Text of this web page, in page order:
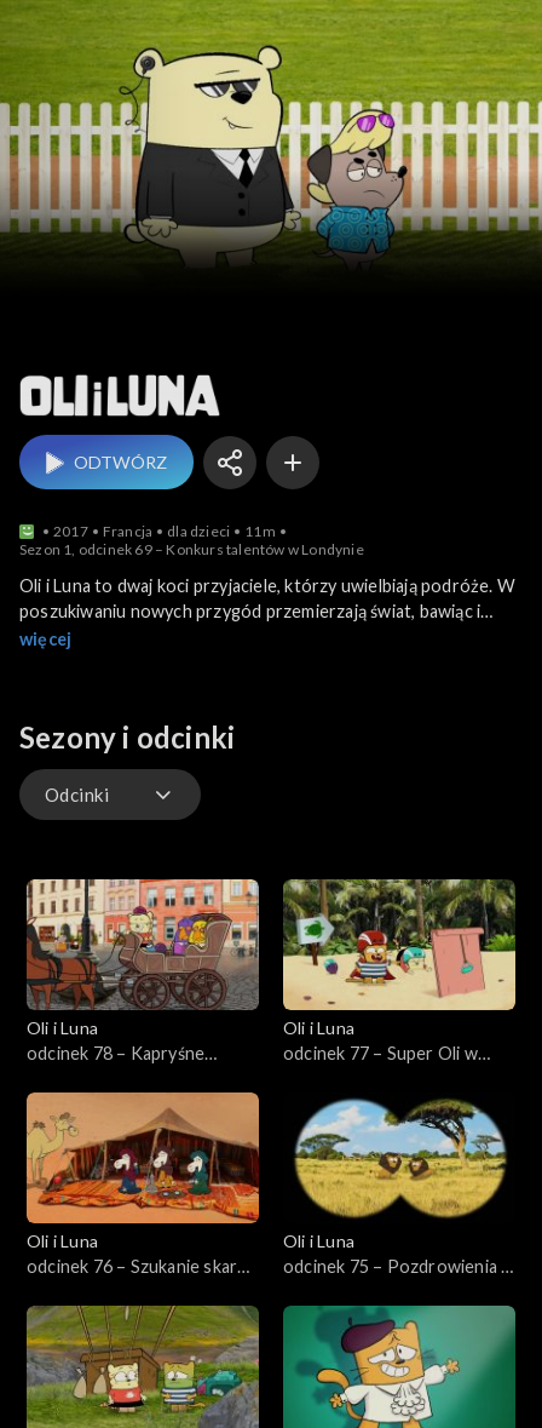
Oli i Luna
ODTWÓRZ
2017 Francja dla dzieci
11m
Sezon 1, odcinek 69 – Konkurs talentów w Londynie
Oli i Luna to dwaj koci przyjaciele, którzy uwielbiają podróże. W
poszukiwaniu nowych przygód przemierzają świat, bawiąc i
ucząc się jednocześnie.
więcej
Sezony i odcinki
Odcinki
Oli i Luna
odcinek 78 – Kapryśne
Oli i Luna
odcinek 77 – Super Oli w
Oli i Luna
odcinek 76 – Szukanie skarbu
Oli i Luna
odcinek 75 – Pozdrowienia z